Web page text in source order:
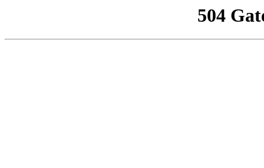
504